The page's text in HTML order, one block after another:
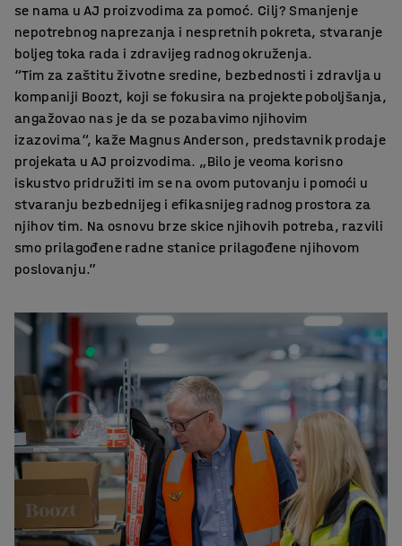
se nama u AJ proizvodima za pomoć. Cilj? Smanjenje
nepotrebnog naprezanja i nespretnih pokreta, stvaranje
boljeg toka rada i zdravijeg radnog okruženja.
“Tim za zaštitu životne sredine, bezbednosti i zdravlja u
kompaniji Boozt, koji se fokusira na projekte poboljšanja,
angažovao nas je da se pozabavimo njihovim
izazovima“, kaže Magnus Anderson, predstavnik prodaje
projekata u AJ proizvodima. „Bilo je veoma korisno
iskustvo pridružiti im se na ovom putovanju i pomoći u
stvaranju bezbednijeg i efikasnijeg radnog prostora za
njihov tim. Na osnovu brze skice njihovih potreba, razvili
smo prilagođene radne stanice prilagođene njihovom
poslovanju.”